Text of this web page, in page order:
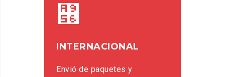
INTERNACIONAL
Envió de paquetes y